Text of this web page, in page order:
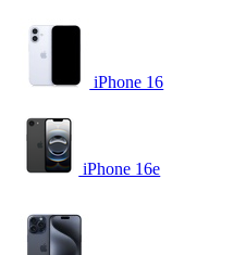
iPhone 16
iPhone 16e